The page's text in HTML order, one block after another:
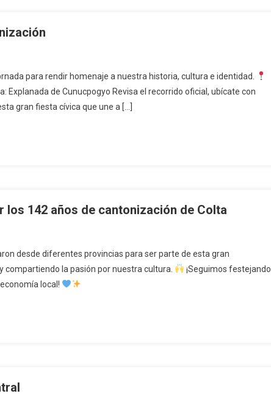
para rendir homenaje a nuestra historia, cultura e identidad.
Explanada de Cunucpogyo Revisa el recorrido oficial, ubícate con
gran fiesta cívica que une a […]
142 años de cantonización de Colta
desde diferentes provincias para ser parte de esta gran
la pasión por nuestra cultura.
¡Seguimos festejando
local!